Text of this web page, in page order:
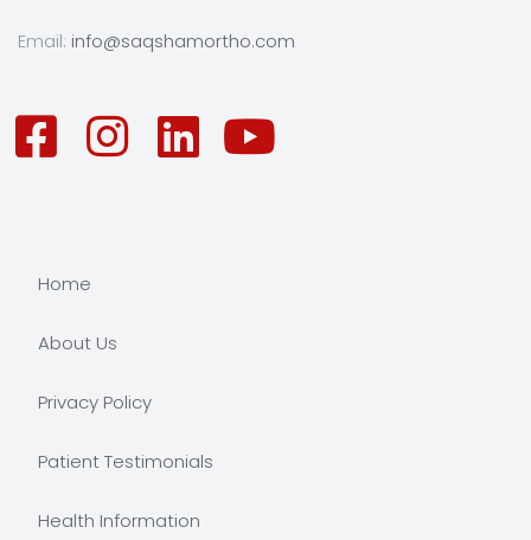
Email: info@saqshamortho.com
Home
About Us
Privacy Policy
Patient Testimonials
Health Information